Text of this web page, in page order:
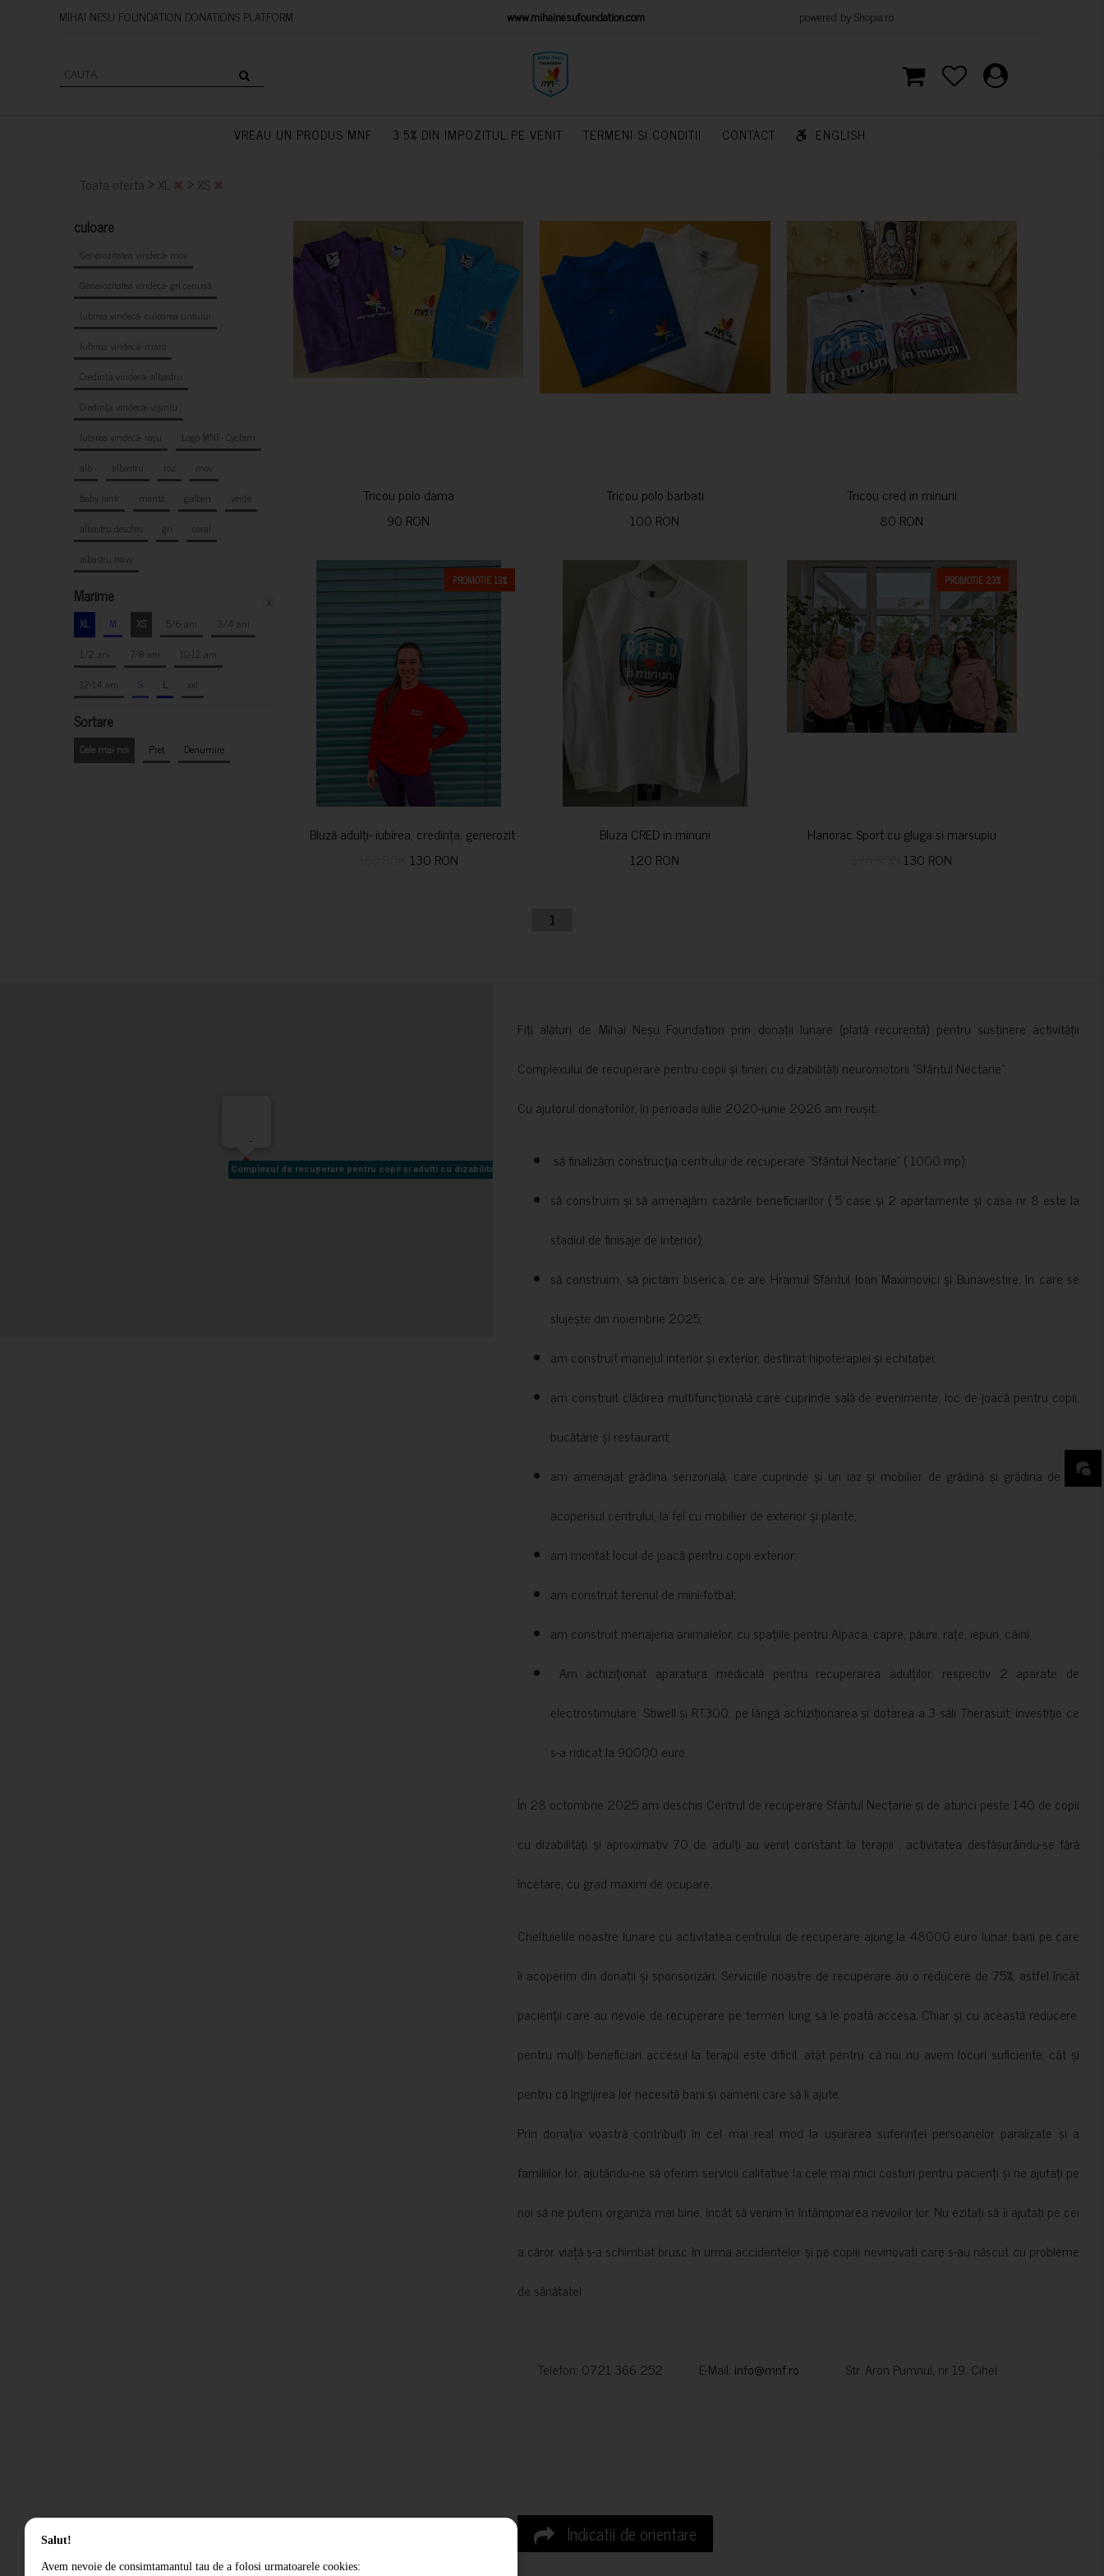
MIHAI NESU FOUNDATION DONATIONS PLATFORM www.mihainesufoundation.com powered by Shopia.ro
VREAU UN PRODUS MNF 3.5% DIN IMPOZITUL PE VENIT TERMENI SI CONDITII CONTACT ENGLISH
Toata oferta > XL > XS
culoare
Generozitatea vindecă- mov
Generozitatea vindecă- gri cenușă
Iubirea vindecă- culoarea untului
Iubirea vindecă- maro
Credința vindecă- albastru
Credința vindecă- vișiniu
Iubirea vindecă- roșu
Logo MNF- Cyclam
alb
albastru roz
mov
baby pink
mentă galben
verde
albastru deschis
gri
coral
albastru navy
Marime
XL M XS 5/6 ani
3/4 ani
1/2 ani
7/8 ani
10-12 ani
12-14 ani
S L xxl
Sortare
Cele mai noi Pret Denumire
Tricou polo dama
90 RON
CUMPARA
Tricou polo barbati
100 RON
Tricou cred in minuni
80 RON
CUMPARA
PROMOTIE 13%
Bluză adulți- iubirea, credința, generozitatea vindecă
130 RON
CUMPARA
Bluza CRED in minuni
120 RON
PROMOTIE 23%
Hanorac Sport cu gluga si marsupiu
130 RON
CUMPARA
1
Complexul de recuperare pentru copii și adulti cu dizabilitati neuromotorii Sfântul Nectarie
Complexul de recuperare pentru copii și adulti cu dizabilitati neuromotorii Sfântul Nectarie
-
Fiți alături de Mihai Neșu Foundation prin donații lunare (plată recurentă) pentru susținere activității
Complexului de recuperare pentru copii și tineri cu dizabilități neuromotorii ”Sfântul Nectarie”.
Cu ajutorul donatorilor, în perioada iulie 2020-iunie 2026 am reușit:
să finalizăm construcția centrului de recuperare ”Sfântul Nectarie” ( 1000 mp);
să construim și să amenajăm cazările beneficiarilor ( 5 case și 2 apartamente și casa nr 8 este la
stadiul de finisaje de interior);
să construim, să pictăm biserica, ce are Hramul Sfântul Ioan Maximovici și Bunavestire, în care se
slujește din noiembrie 2025;
am construit manejul interior și exterior, destinat hipoterapiei și echitației;
am construit clădirea multifuncțională care cuprinde sală de evenimente, loc de joacă pentru copii,
bucătărie și restaurant;
am amenajat grădina senzorială, care cuprinde și un iaz și mobilier de grădină și grădina de pe
acoperisul centrului, la fel cu mobilier de exterior și plante;
am montat locul de joacă pentru copii exterior;
am construit terenul de mini-fotbal;
am construit menajeria animalelor, cu spațiile pentru Alpaca, capre, păuni, rațe, iepuri, câini;
Am achiziționat aparatura medicală pentru recuperarea adulților, respectiv 2 aparate de
electrostimulare: Stiwell și RT300, pe lângă achiziționarea și dotarea a 3 săli Therasuit, investiție ce
s-a ridicat la 90000 euro.
În 28 octombrie 2025 am deschis Centrul de recuperare Sfântul Nectarie și de atunci peste 140 de copii
cu dizabilități și aproximativ 70 de adulți au venit constant la terapii , activitatea desfășurându-se fără
încetare, cu grad maxim de ocupare.
Cheltuielile noastre lunare cu activitatea centrului de recuperare ajung la 48000 euro lunar, bani pe care
îi acoperim din donații și sponsorizări. Serviciile noastre de recuperare au o reducere de 75%, astfel încât
pacienții care au nevoie de recuperare pe termen lung să le poată accesa. Chiar și cu această reducere,
pentru mulți beneficiari accesul la terapii este dificil, atât pentru că noi nu avem locuri suficiente, cât și
pentru că îngrijirea lor necesită bani și oameni care să îi ajute.
Prin donația voastră contribuiți în cel mai real mod la ușurarea suferinței persoanelor paralizate și a
familiilor lor, ajutându-ne să oferim servicii calitative la cele mai mici costuri pentru pacienți și ne ajutați pe
noi să ne putem organiza mai bine, încât să venim în întâmpinarea nevoilor lor. Nu ezitați să îi ajutați pe cei
a căror viață s-a schimbat brusc în urma accidentelor și pe copiii nevinovati care s-au născut cu probleme
de sănătate!
Telefon: 0721 366 252 E-Mail: info@mnf.ro Str. Aron Pumnul, nr 19, Cihei
Indicatii de orientare
Salut!
Avem nevoie de consimtamantul tau de a folosi urmatoarele cookies: